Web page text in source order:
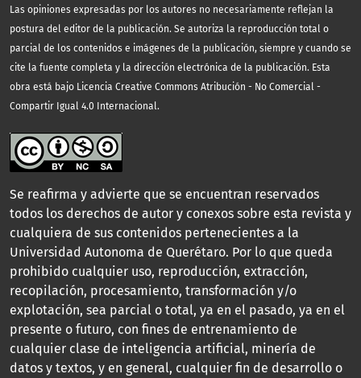
Las opiniones expresadas por los autores no necesariamente reflejan la
postura del editor de la publicación. Se autoriza la reproducción total o
parcial de los contenidos e imágenes de la publicación, siempre y cuando se
cite la fuente completa y la dirección electrónica de la publicación. Esta
obra está bajo Licencia Creative Commons Atribución - No Comercial -
Compartir Igual 4.0 Internacional.
Se reafirma y advierte que se encuentran reservados
todos los derechos de autor y conexos sobre esta revista y
cualquiera de sus contenidos pertenecientes a la
Universidad Autonoma de Querétaro. Por lo que queda
prohibido cualquier uso, reproducción, extracción,
recopilación, procesamiento, transformación y/o
explotación, sea parcial o total, ya en el pasado, ya en el
presente o futuro, con fines de entrenamiento de
cualquier clase de inteligencia artificial, minería de
datos y textos, y en general, cualquier fin de desarrollo o